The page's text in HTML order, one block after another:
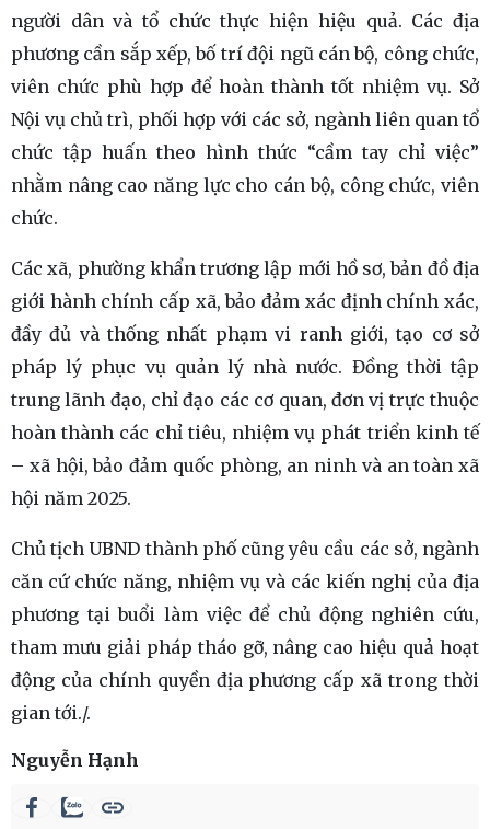
người dân và tổ chức thực hiện hiệu quả. Các địa
phương cần sắp xếp, bố trí đội ngũ cán bộ, công chức,
viên chức phù hợp để hoàn thành tốt nhiệm vụ. Sở
Nội vụ chủ trì, phối hợp với các sở, ngành liên quan tổ
chức tập huấn theo hình thức “cầm tay chỉ việc”
nhằm nâng cao năng lực cho cán bộ, công chức, viên
chức.
Các xã, phường khẩn trương lập mới hồ sơ, bản đồ địa
giới hành chính cấp xã, bảo đảm xác định chính xác,
đầy đủ và thống nhất phạm vi ranh giới, tạo cơ sở
pháp lý phục vụ quản lý nhà nước. Đồng thời tập
trung lãnh đạo, chỉ đạo các cơ quan, đơn vị trực thuộc
hoàn thành các chỉ tiêu, nhiệm vụ phát triển kinh tế
– xã hội, bảo đảm quốc phòng, an ninh và an toàn xã
hội năm 2025.
Chủ tịch UBND thành phố cũng yêu cầu các sở, ngành
căn cứ chức năng, nhiệm vụ và các kiến nghị của địa
phương tại buổi làm việc để chủ động nghiên cứu,
tham mưu giải pháp tháo gỡ, nâng cao hiệu quả hoạt
động của chính quyền địa phương cấp xã trong thời
gian tới./.
Nguyễn Hạnh